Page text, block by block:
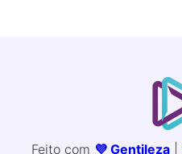
Feito com 💜 Gentileza